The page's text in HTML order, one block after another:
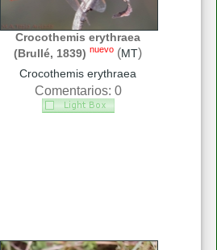
Crocothemis erythraea
(Brullé, 1839) nuevo (MT)
Crocothemis erythraea
Comentarios: 0